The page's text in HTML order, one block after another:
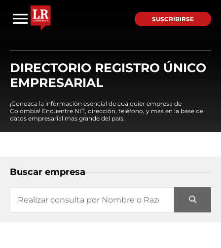
SUSCRIBIRSE
DIRECTORIO REGISTRO ÚNICO
EMPRESARIAL
¡Conozca la información esencial de cualquier empresa de
Colombia! Encuentre NIT, dirección, teléfono, y mas en la base de
datos empresarial mas grande del país.
Buscar empresa